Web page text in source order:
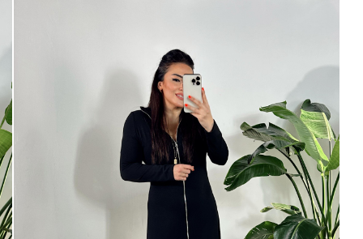
200 TL
% 15
% 20
% 5
Tanıtım, pazarlama, reklam ve
tarafıma ticari elektronik ileti
veriyorum.Elektronik Ticari İleti
'ni okudum onay veriyorum.
Paylaştığım bilgilerin
KVKK
korunmasını, sms ve WhatsApp
bilgilendirmeleri almayıkabul